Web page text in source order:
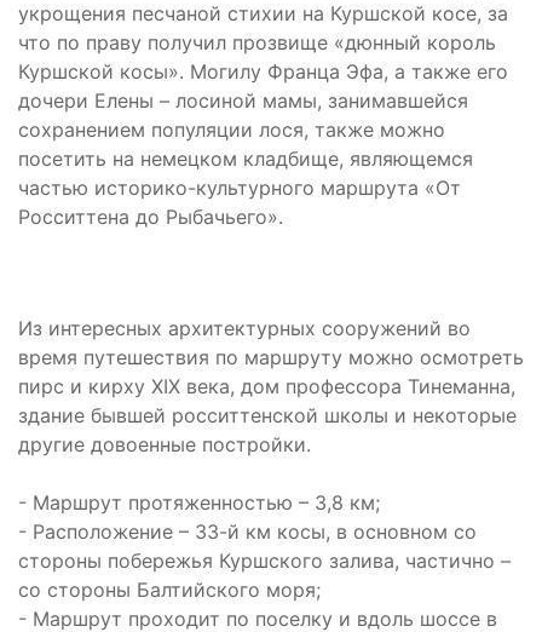
укрощения песчаной стихии на Куршской косе, за
что по праву получил прозвище «дюнный король
Куршской косы». Могилу Франца Эфа, а также его
дочери Елены – лосиной мамы, занимавшейся
сохранением популяции лося, также можно
посетить на немецком кладбище, являющемся
частью историко-культурного маршрута «От
Росситтена до Рыбачьего».
Из интересных архитектурных сооружений во
время путешествия по маршруту можно осмотреть
пирс и кирху XIX века, дом профессора Тинеманна,
здание бывшей росситтенской школы и некоторые
другие довоенные постройки.
- Маршрут протяженностью – 3,8 км;
- Расположение – 33-й км косы, в основном со
стороны побережья Куршского залива, частично –
со стороны Балтийского моря;
- Маршрут проходит по поселку и вдоль шоссе в